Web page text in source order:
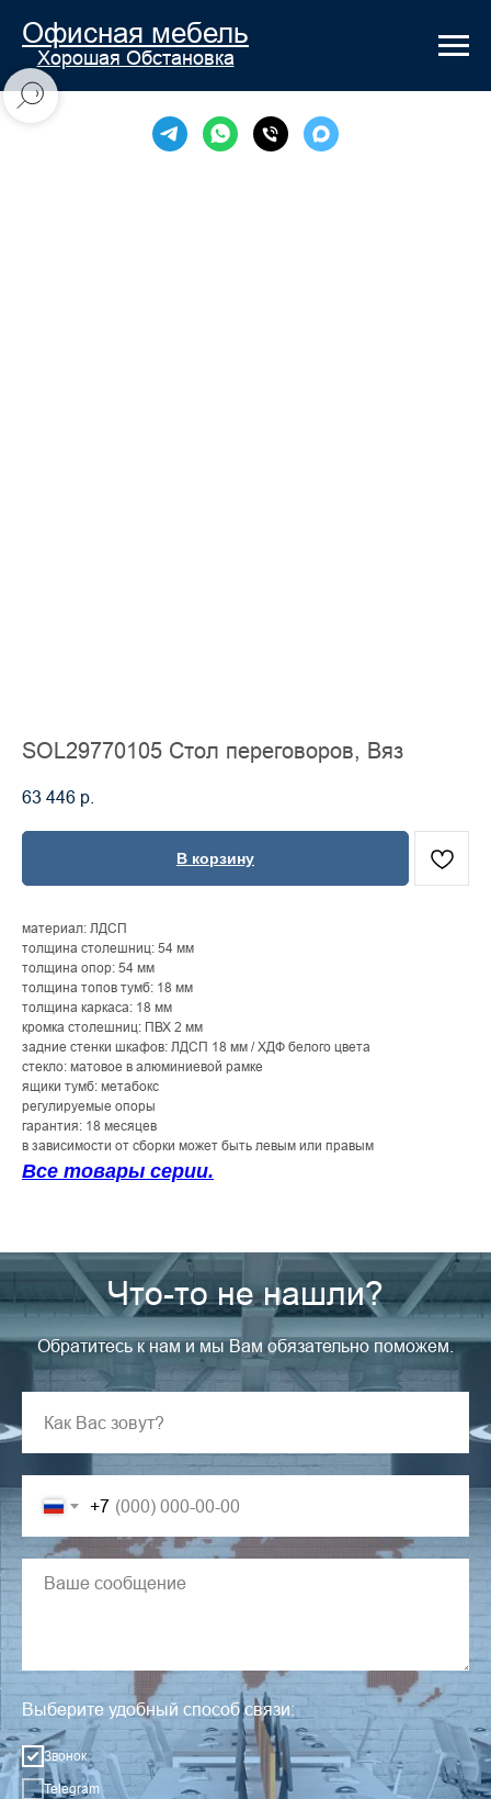
Офисная мебель
Хорошая Обстановка
SOL29770105 Стол переговоров, Вяз
63 446 р.
В корзину
материал: ЛДСП
толщина столешниц: 54 мм
толщина опор: 54 мм
толщина топов тумб: 18 мм
толщина каркаса: 18 мм
кромка столешниц: ПВХ 2 мм
задние стенки шкафов: ЛДСП 18 мм / ХДФ белого цвета
стекло: матовое в алюминиевой рамке
ящики тумб: метабокс
регулируемые опоры
гарантия: 18 месяцев
в зависимости от сборки может быть левым или правым
Все товары серии.
Что-то не нашли?
Обратитесь к нам и мы Вам обязательно поможем.
+7
Выберите удобный способ связи:
Звонок
Telegram